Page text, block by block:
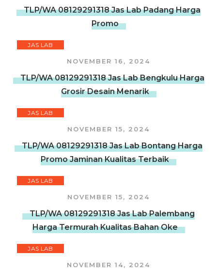
TLP/WA 08129291318 Jas Lab Padang Harga
Promo
JAS LAB
NOVEMBER 16, 2024
TLP/WA 08129291318 Jas Lab Bengkulu Harga
Grosir Desain Menarik
JAS LAB
NOVEMBER 15, 2024
TLP/WA 08129291318 Jas Lab Bontang Harga
Promo Jaminan Kualitas Terbaik
JAS LAB
NOVEMBER 15, 2024
TLP/WA 08129291318 Jas Lab Palembang
Harga Termurah Kualitas Bahan Oke
JAS LAB
NOVEMBER 14, 2024